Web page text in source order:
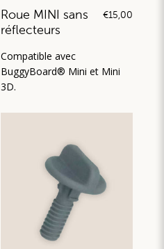
Roue MINI sans
réflecteurs
€15,00
Compatible avec
BuggyBoard® Mini et Mini
3D.